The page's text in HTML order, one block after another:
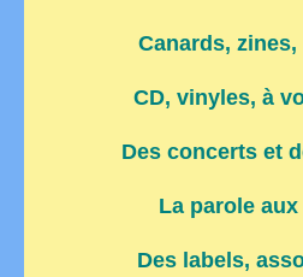
Canards,
CD, vinyles, à
Des concerts et
La parole
Des labels,